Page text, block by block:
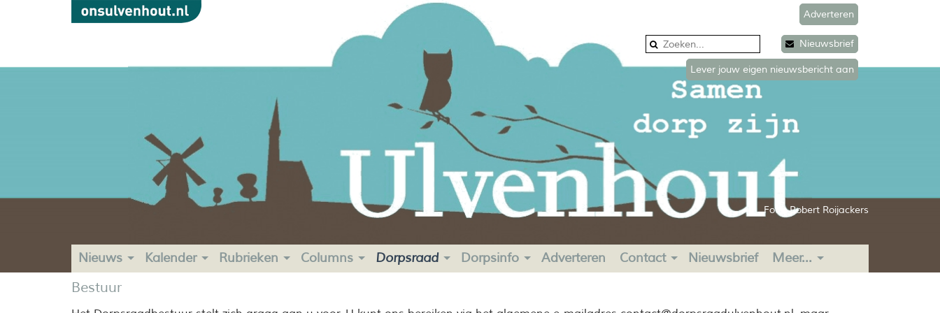
Nieuwsbrief
Nieuws Kalender Rubrieken Columns Dorpsraad Dorpsinfo Adverteren Contact Nieuwsbrief Meer...
Adverteren
Lever jouw eigen nieuwsbericht aan
Foto: Robert Roijackers
Bestuur